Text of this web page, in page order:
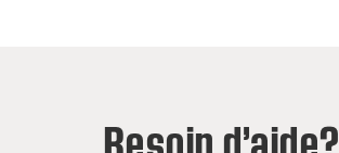
Besoin d’aide?